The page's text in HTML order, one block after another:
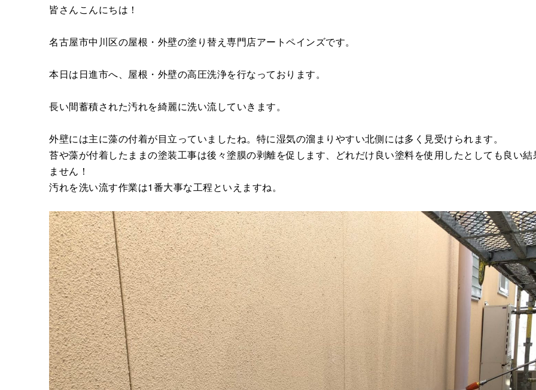
皆さんこんにちは！
名古屋市中川区の屋根・外壁の塗り替え専門店アートペインズです。
本日は日進市へ、屋根・外壁の高圧洗浄を行なっております。
長い間蓄積された汚れを綺麗に洗い流していきます。
外壁には主に藻の付着が目立っていましたね。特に湿気の溜まりやすい北側には多く見受けられます。
苔や藻が付着したままの塗装工事は後々塗膜の剥離を促します、どれだけ良い塗料を使用したとしても良い結
ません！
汚れを洗い流す作業は1番大事な工程といえますね。